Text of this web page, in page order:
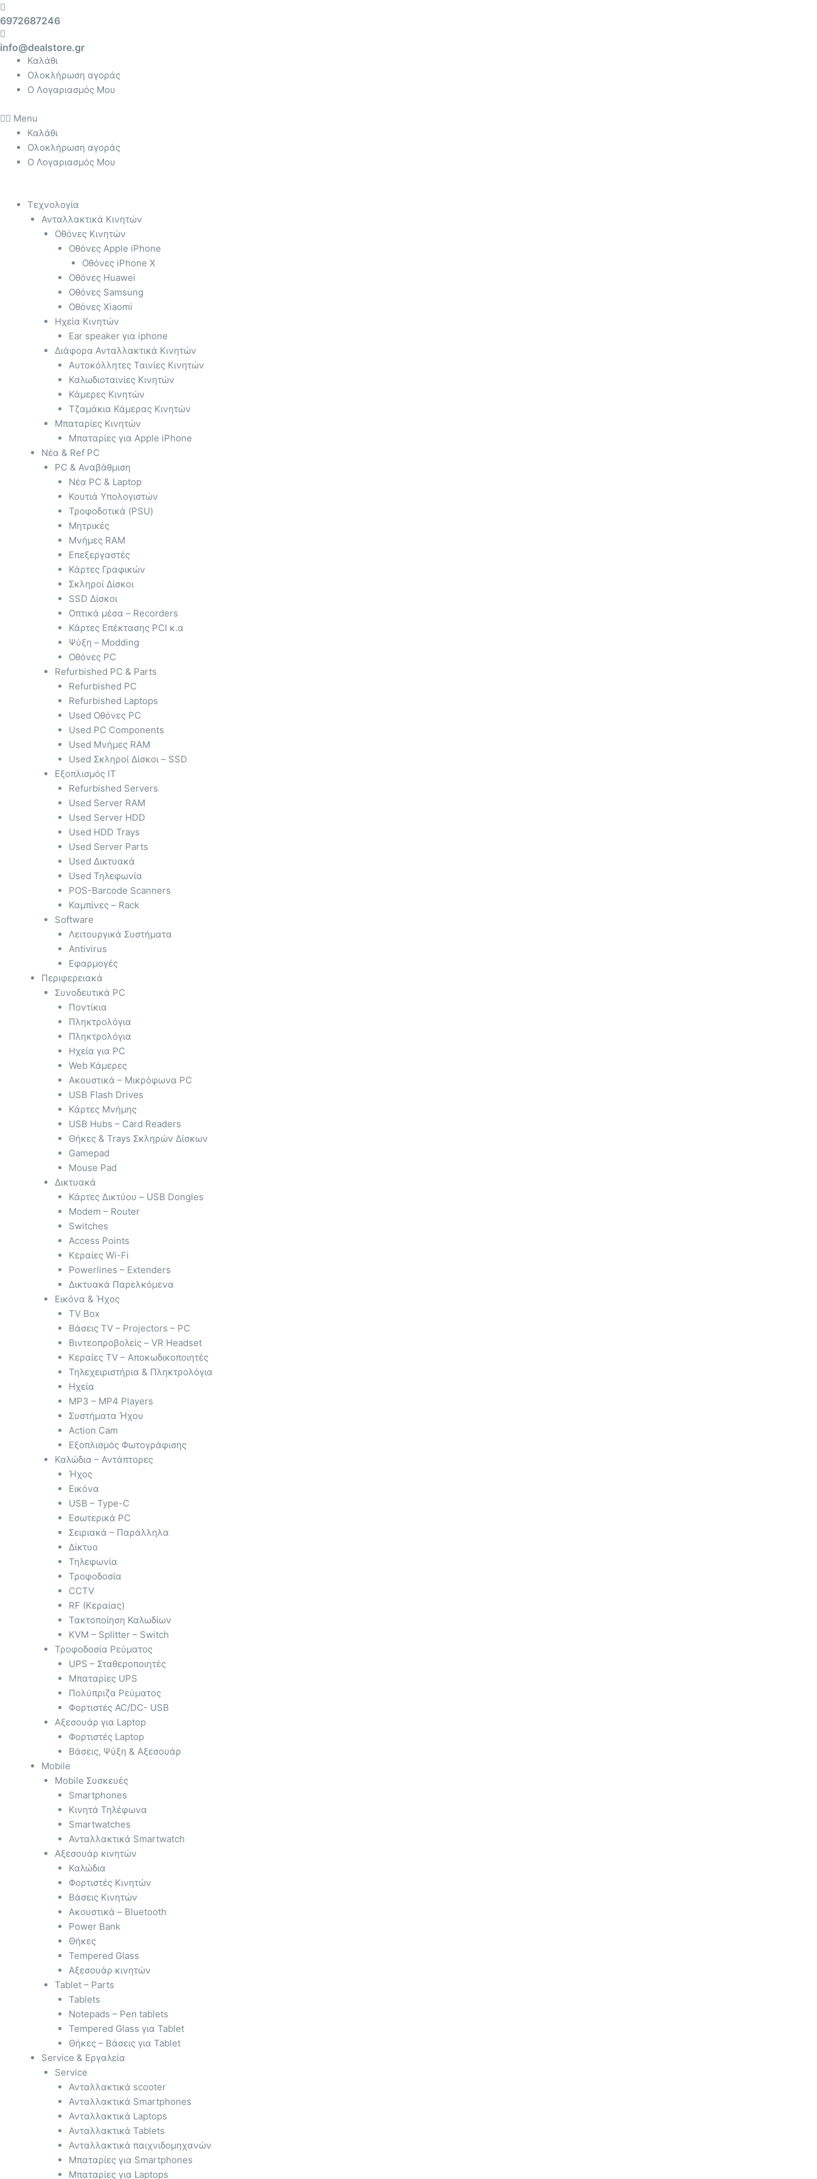
Μετάβαση
στο
περιεχόμενο
6972687246
info@dealstore.gr
Καλάθι
Ολοκλήρωση αγοράς
Ο Λογαριασμός Μου
Menu
Καλάθι
Ολοκλήρωση αγοράς
Ο Λογαριασμός Μου
Τεχνολογία
Ανταλλακτικά Κινητών
Οθόνες Κινητών
Οθόνες Apple iPhone
Οθόνες iPhone X
Οθόνες Huawei
Οθόνες Samsung
Οθόνες Xiaomi
Ηχεία Κινητών
Ear speaker για iphone
Διάφορα Ανταλλακτικά Κινητών
Αυτοκόλλητες Ταινίες Κινητών
Καλωδιοταινίες Κινητών
Κάμερες Κινητών
Τζαμάκια Κάμερας Κινητών
Μπαταρίες Κινητών
Μπαταρίες για Apple iPhone
Νέα & Ref PC
PC & Αναβάθμιση
Νέα PC & Laptop
Κουτιά Υπολογιστών
Τροφοδοτικά (PSU)
Μητρικές
Μνήμες RAM
Επεξεργαστές
Κάρτες Γραφικών
Σκληροί Δίσκοι
SSD Δίσκοι
Οπτικά μέσα – Recorders
Κάρτες Επέκτασης PCI κ.α
Ψύξη – Modding
Οθόνες PC
Refurbished PC & Parts
Refurbished PC
Refurbished Laptops
Used Οθόνες PC
Used PC Components
Used Μνήμες RAM
Used Σκληροί Δίσκοι – SSD
Εξοπλισμός IT
Refurbished Servers
Used Server RAM
Used Server HDD
Used HDD Trays
Used Server Parts
Used Δικτυακά
Used Τηλεφωνία
POS-Barcode Scanners
Καμπίνες – Rack
Software
Λειτουργικά Συστήματα
Antivirus
Εφαρμογές
Περιφερειακά
Συνοδευτικά PC
Ποντίκια
Πληκτρολόγια
Πληκτρολόγια
Ηχεία για PC
Web Κάμερες
Ακουστικά – Μικρόφωνα PC
USB Flash Drives
Κάρτες Μνήμης
USB Hubs – Card Readers
Θήκες & Trays Σκληρών Δίσκων
Gamepad
Mouse Pad
Δικτυακά
Κάρτες Δικτύου – USB Dongles
Modem – Router
Switches
Access Points
Κεραίες Wi-Fi
Powerlines – Extenders
Δικτυακά Παρελκόμενα
Εικόνα & Ήχος
TV Box
Βάσεις TV – Projectors – PC
Βιντεοπροβολείς – VR Headset
Κεραίες TV – Αποκωδικοποιητές
Τηλεχειριστήρια & Πληκτρολόγια
Ηχεία
MP3 – MP4 Players
Συστήματα Ήχου
Action Cam
Εξοπλισμός Φωτογράφισης
Καλώδια – Αντάπτορες
Ήχος
Εικόνα
USB – Type-C
Εσωτερικά PC
Σειριακά – Παράλληλα
Δίκτυο
Τηλεφωνία
Τροφοδοσία
CCTV
RF (Κεραίας)
Τακτοποίηση Καλωδίων
KVM – Splitter – Switch
Τροφοδοσία Ρεύματος
UPS – Σταθεροποιητές
Μπαταρίες UPS
Πολύπριζα Ρεύματος
Φορτιστές AC/DC- USB
Αξεσουάρ για Laptop
Φορτιστές Laptop
Βάσεις, Ψύξη & Αξεσουάρ
Mobile
Mobile Συσκευές
Smartphones
Κινητά Τηλέφωνα
Smartwatches
Ανταλλακτικά Smartwatch
Αξεσουάρ κινητών
Καλώδια
Φορτιστές Κινητών
Βάσεις Κινητών
Ακουστικά – Bluetooth
Power Bank
Θήκες
Tempered Glass
Αξεσουάρ κινητών
Tablet – Parts
Tablets
Notepads – Pen tablets
Tempered Glass για Tablet
Θήκες – Βάσεις για Tablet
Service & Εργαλεία
Service
Ανταλλακτικά scooter
Ανταλλακτικά Smartphones
Ανταλλακτικά Laptops
Ανταλλακτικά Tablets
Ανταλλακτικά παιχνιδομηχανών
Μπαταρίες για Smartphones
Μπαταρίες για Laptops
Αναζήτηση
για: